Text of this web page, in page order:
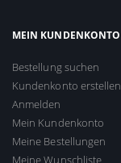
MEIN KUNDENKONTO
Bestellung suchen
Kundenkonto erstellen
Anmelden
Mein Kundenkonto
Meine Bestellungen
Meine Wunschliste